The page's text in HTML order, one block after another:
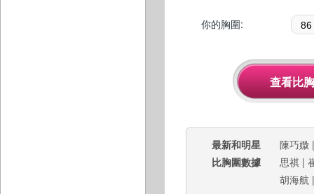
你的胸圍:
最新和明星
比胸圍數據
陳巧媺
思祺 |
胡海航